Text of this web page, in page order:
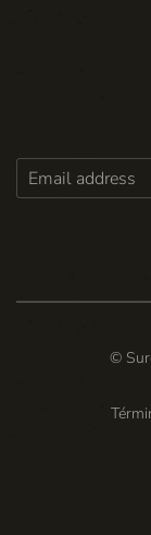
©